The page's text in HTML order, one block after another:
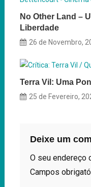
No Other Land –
Liberdade
26 de Novembro,
Terra Vil: Uma
25 de Fevereiro,
Deixe um
O seu endereço
Campos